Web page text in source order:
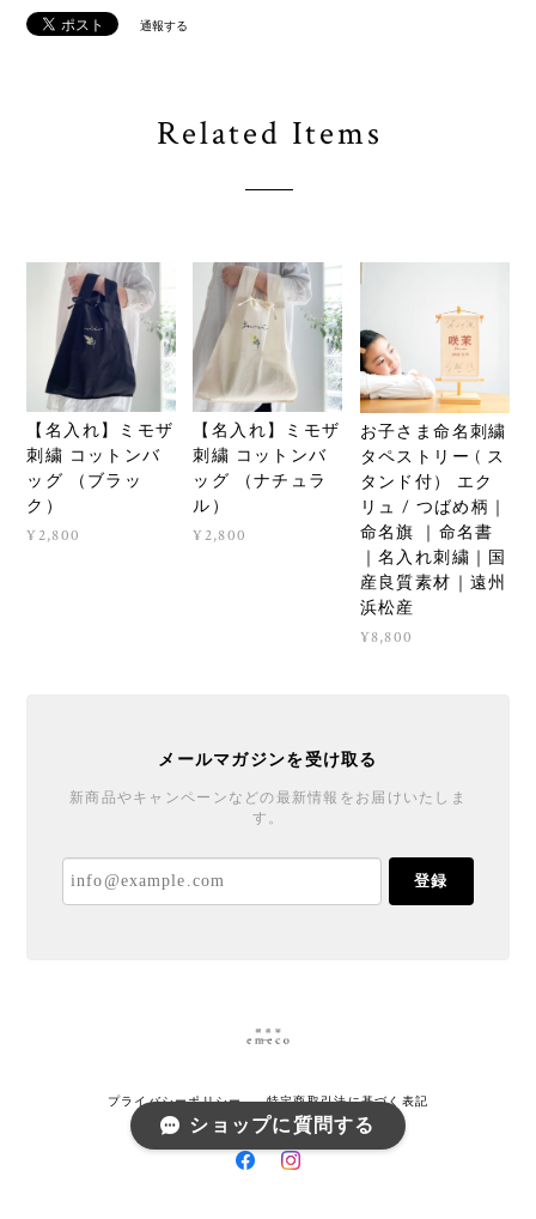
通報する
Related Items
【名入れ】ミモザ
刺繍 コットンバ
ッグ （ブラッ
ク）
¥2,800
【名入れ】ミモザ
刺繍 コットンバ
ッグ （ナチュラ
ル）
¥2,800
お子さま命名刺繍
タペストリー ( ス
タンド付） エク
リュ / つばめ柄｜
命名旗 ｜命名書
｜名入れ刺繍｜国
産良質素材｜遠州
浜松産
¥8,800
メールマガジンを受け取る
新商品やキャンペーンなどの最新情報をお届けいたしま
す。
登録
プライバシーポリシー 特定商取引法に基づく表記
ショップに質問する